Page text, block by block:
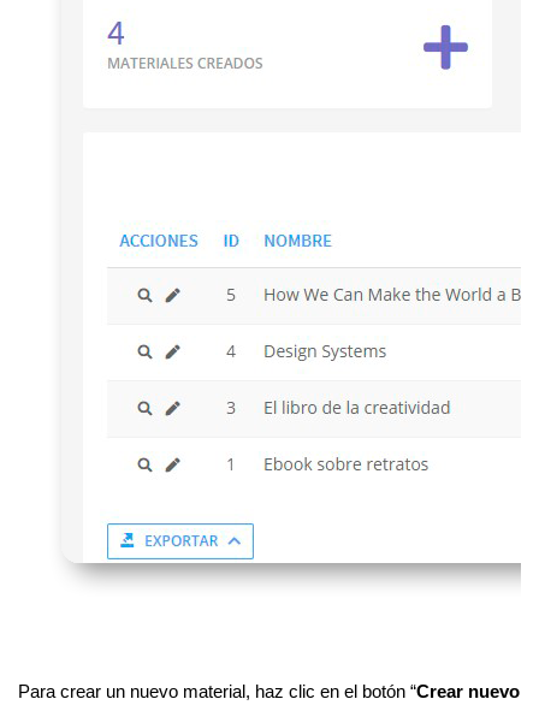
Para crear un nuevo material, haz clic en el botón “Crear nuevo